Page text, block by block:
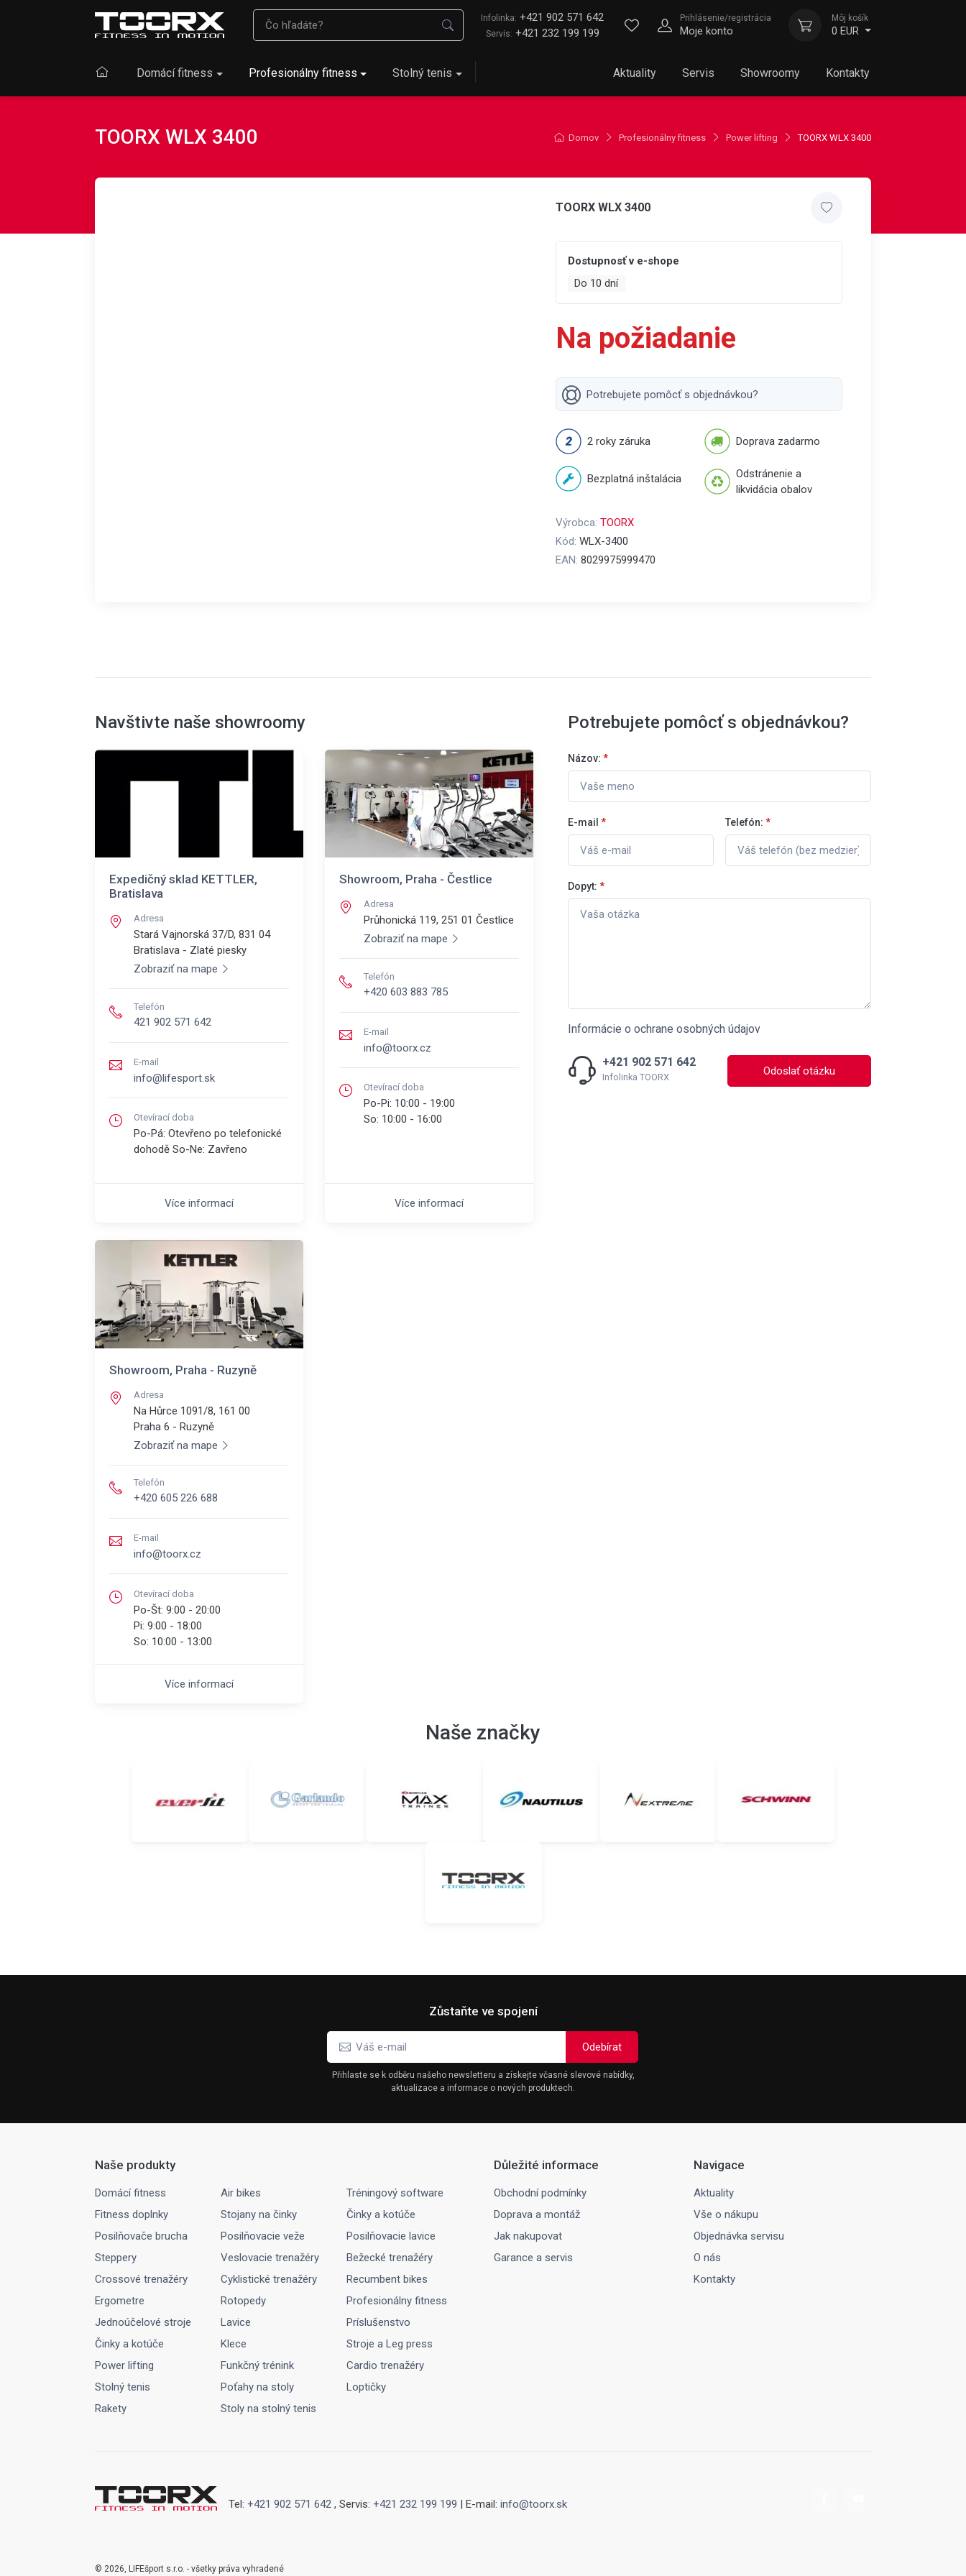
Infolinka: +421 902 571 642
Servis: +421 232 199 199
Prihlásenie/registrácia
Moje konto
Môj košík
0 EUR
Domácí fitness Profesionálny fitness Stolný tenis Aktuality Servis Showroomy Kontakty
Domov Profesionálny fitness Power lifting TOORX WLX 3400
TOORX WLX 3400
TOORX WLX 3400
Dostupnosť v e-shope
Do 10 dní
Na požiadanie
Potrebujete pomôcť s objednávkou?
2 roky záruka Doprava zadarmo
Bezplatná inštalácia
Odstránenie a
likvidácia obalov
Výrobca: TOORX
Kód: WLX-3400
EAN: 8029975999470
Navštivte naše showroomy
Expedičný sklad KETTLER,
Bratislava
Adresa
Stará Vajnorská 37/D, 831 04
Bratislava - Zlaté piesky
Zobraziť na mape
Telefón
421 902 571 642
E-mail
info@lifesport.sk
Otevírací doba
Po-Pá: Otevřeno po telefonické
dohodě So-Ne: Zavřeno
Více informací
Showroom, Praha - Čestlice
Adresa
Průhonická 119, 251 01 Čestlice
Zobraziť na mape
Telefón
+420 603 883 785
E-mail
info@toorx.cz
Otevírací doba
Po-Pi: 10:00 - 19:00
So: 10:00 - 16:00
Více informací
Showroom, Praha - Ruzyně
Adresa
Na Hůrce 1091/8, 161 00
Praha 6 - Ruzyně
Zobraziť na mape
Telefón
+420 605 226 688
E-mail
info@toorx.cz
Otevírací doba
Po-Št: 9:00 - 20:00
Pi: 9:00 - 18:00
So: 10:00 - 13:00
Více informací
Potrebujete pomôcť s objednávkou?
Názov: *
E-mail * Telefón: *
Dopyt: *
Informácie o ochrane osobných údajov
+421 902 571 642
Infolinka TOORX Odoslať otázku
Naše značky
Zůstaňte ve spojení
Přihlaste se k odběru našeho newsletteru a získejte včasné slevové nabídky,
aktualizace a informace o nových produktech.
Naše produkty
Domácí fitness Air bikes
Tréningový software
Fitness doplnky
Stojany na činky
Činky a kotúče
Posilňovače brucha
Posilňovacie veže
Posilňovacie lavice
Steppery
Veslovacie trenažéry
Bežecké trenažéry
Crossové trenažéry
Cyklistické trenažéry
Recumbent bikes
Ergometre
Rotopedy
Profesionálny fitness
Jednoúčelové stroje
Lavice
Príslušenstvo
Činky a kotúče
Klece
Stroje a Leg press
Power lifting
Funkčný trénink
Cardio trenažéry
Stolný tenis
Poťahy na stoly
Loptičky
Rakety
Stoly na stolný tenis
Důležité informace
Obchodní podmínky
Doprava a montáž
Jak nakupovat
Garance a servis
Navigace
Aktuality
Vše o nákupu
Objednávka servisu
O nás
Kontakty
Tel: +421 902 571 642 , Servis: +421 232 199 199 | E-mail: info@toorx.sk
© 2026, LIFEšport s.r.o. - všetky práva vyhradené